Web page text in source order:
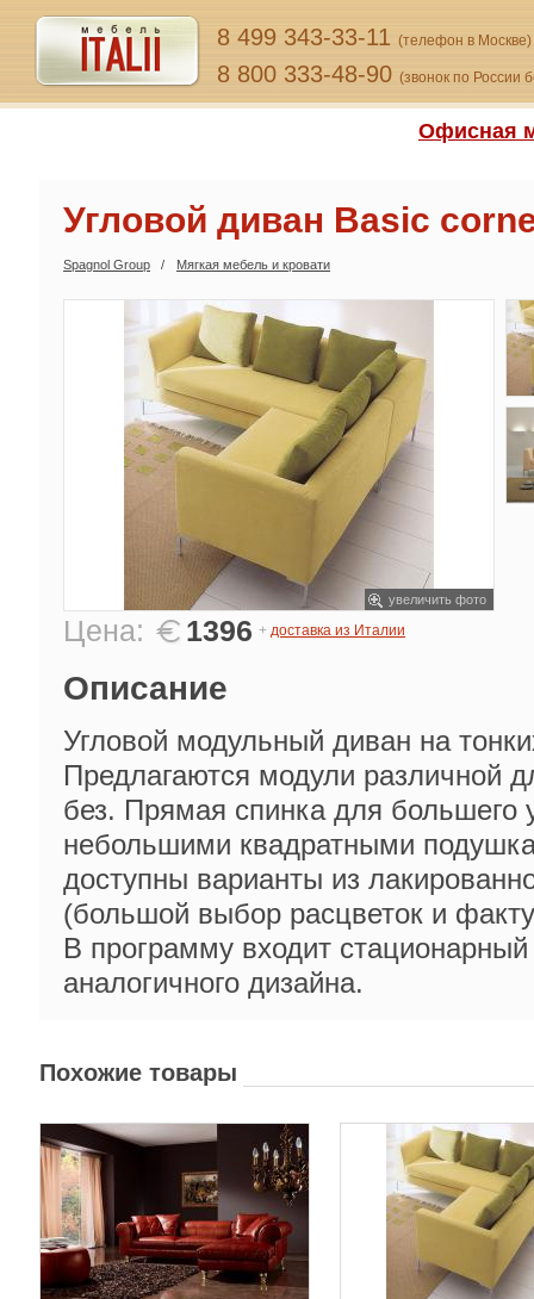
8 499 343-33-11 (телефон в Москве)
8 800 333-48-90 (звонок по России
Офисная
Угловой диван Basic
Spagnol Group Мягкая мебель и кровати
увеличить фото
Цена: 1396 + доставка из Италии
Описание
Угловой модульный диван на
Предлагаются модули различной
без. Прямая спинка для большего
небольшими квадратными
доступны варианты из
(большой выбор расцветок и
В программу входит
аналогичного дизайна.
Похожие товары